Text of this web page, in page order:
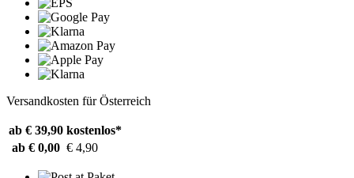
Versandkosten für Österreich
ab € 39,90 kostenlos*
ab € 0,00 € 4,90